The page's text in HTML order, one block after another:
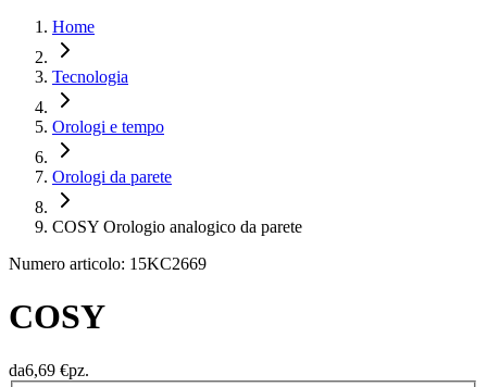
Home
Tecnologia
Orologi e tempo
Orologi da parete
COSY Orologio analogico da parete
Numero articolo: 15KC2669
COSY
da6,69 €pz.